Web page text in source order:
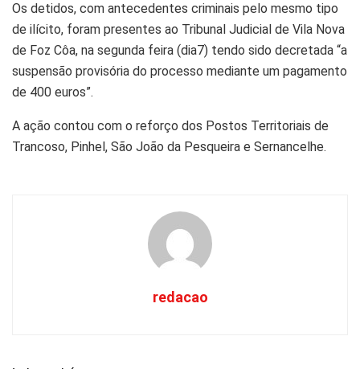
Os detidos, com antecedentes criminais pelo mesmo tipo
de ilícito, foram presentes ao Tribunal Judicial de Vila Nova
de Foz Côa, na segunda feira (dia7) tendo sido decretada “a
suspensão provisória do processo mediante um pagamento
de 400 euros”.
A ação contou com o reforço dos Postos Territoriais de
Trancoso, Pinhel, São João da Pesqueira e Sernancelhe.
redacao